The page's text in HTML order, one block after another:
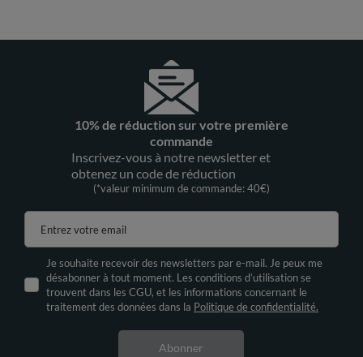
10% de réduction sur votre première
commande
Inscrivez-vous à notre newsletter et
obtenez un code de réduction
(*valeur minimum de commande: 40€)
Entrez votre email
Je souhaite recevoir des newsletters par e-mail. Je peux me
désabonner à tout moment. Les conditions d’utilisation se
trouvent dans les CGU, et les informations concernant le
traitement des données dans la Politique de confidentialité.
Abonner